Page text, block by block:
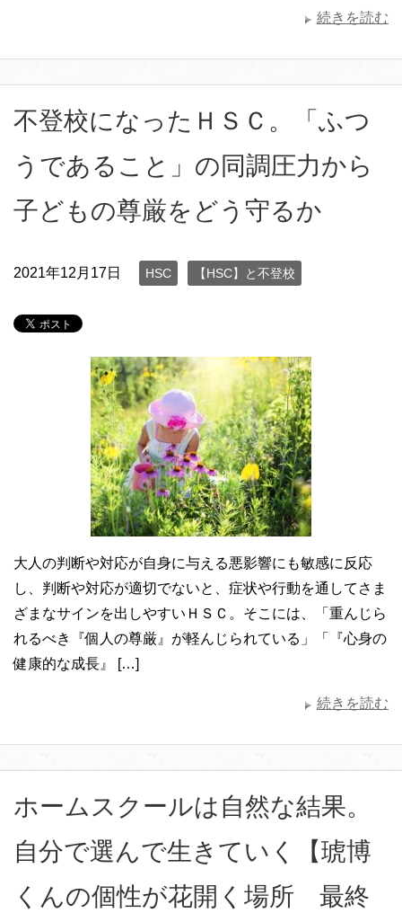
続きを読む
不登校になったＨＳＣ。「ふつ
うであること」の同調圧力から
子どもの尊厳をどう守るか
2021年12月17日 HSC 【HSC】と不登校
大人の判断や対応が自身に与える悪影響にも敏感に反応
し、判断や対応が適切でないと、症状や行動を通してさま
ざまなサインを出しやすいＨＳＣ。そこには、「重んじら
れるべき『個人の尊厳』が軽んじられている」「『心身の
健康的な成長』 […]
続きを読む
ホームスクールは自然な結果。
自分で選んで生きていく【琥博
くんの個性が花開く場所 最終